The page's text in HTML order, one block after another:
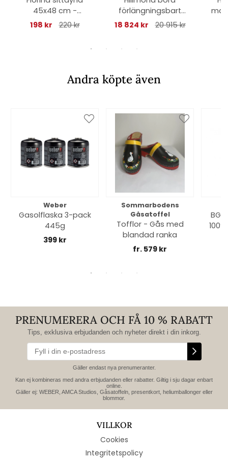
45x48 cm -
antracit
198 kr 220 kr
förlängningsbart
238-297x100 H73
18 824 kr 20 915 kr
Andra köpte även
Weber
Gasolflaska 3-pack
445g
399 kr
Sommarbodens
Gåsatoffel
Tofflor - Gås med
blandad ranka
fr. 579 kr
PRENUMERERA OCH FÅ 10 % RABATT
Tips, exklusiva erbjudanden och nyheter direkt i din inkorg.
Gäller endast nya prenumeranter.
Kan ej kombineras med andra erbjudanden eller rabatter. Giltig i sju dagar enbart
online.
Gäller ej: WEBER, AMCA Studios, Gåsatoffeln, presentkort, heliumballonger eller
blommor.
VILLKOR
Cookies
Integritetspolicy